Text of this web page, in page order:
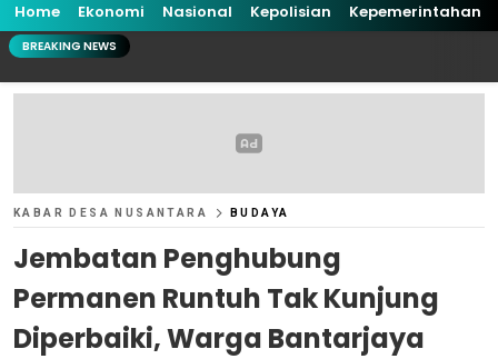
Home Ekonomi Nasional Kepolisian Kepemerintahan
BREAKING NEWS
KABAR DESA NUSANTARA BUDAYA
Jembatan Penghubung
Permanen Runtuh Tak Kunjung
Diperbaiki, Warga Bantarjaya